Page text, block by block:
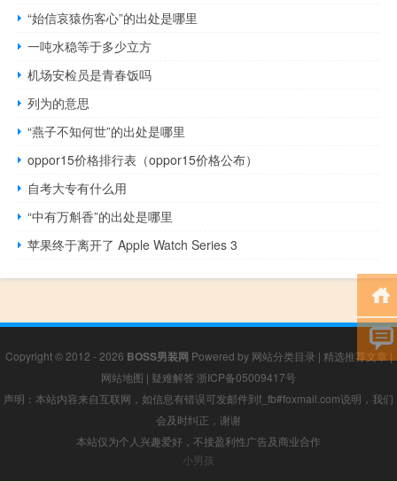
“始信哀猿伤客心”的出处是哪里
一吨水稳等于多少立方
机场安检员是青春饭吗
列为的意思
“燕子不知何世”的出处是哪里
oppor15价格排行表（oppor15价格公布）
自考大专有什么用
“中有万斛香”的出处是哪里
苹果终于离开了 Apple Watch Series 3
Copyright © 2012 - 2026 BOSS男装网 Powered by 网站分类目录 | 精选推荐文章 |
网站地图 | 疑难解答 浙ICP备05009417号
声明：本站内容来自互联网，如信息有错误可发邮件到f_fb#foxmail.com说明，我们
会及时纠正，谢谢
本站仅为个人兴趣爱好，不接盈利性广告及商业合作
小男孩